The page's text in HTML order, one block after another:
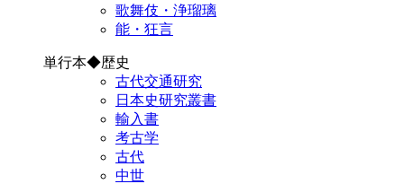
歌舞伎・浄瑠璃
能・狂言
単行本◆歴史
古代交通研究
日本史研究叢書
輸入書
考古学
古代
中世